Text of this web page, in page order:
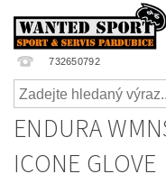
732650792
ENDURA
ICONE GLOVE